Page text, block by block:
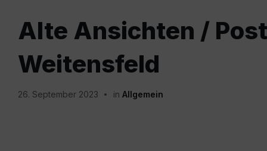
Alte Ansichten /
Weitensfeld
26. September 2023 in Allgemein